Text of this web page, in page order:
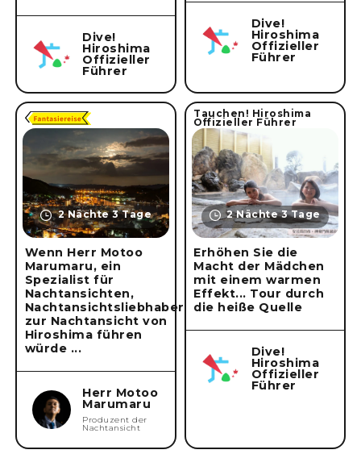
Dive!
Hiroshima
Offizieller
Führer
Dive!
Hiroshima
Offizieller
Führer
2 Nächte 3 Tage
Wenn Herr Motoo
Marumaru, ein
Spezialist für
Nachtansichten,
Nachtansichtsliebhaber
zur Nachtansicht von
Hiroshima führen
würde ...
Herr Motoo
Marumaru
Produzent der
Nachtansicht
Tauchen! Hiroshima
Offizieller Führer
2 Nächte 3 Tage
Erhöhen Sie die
Macht der Mädchen
mit einem warmen
Effekt... Tour durch
die heiße Quelle
Dive!
Hiroshima
Offizieller
Führer